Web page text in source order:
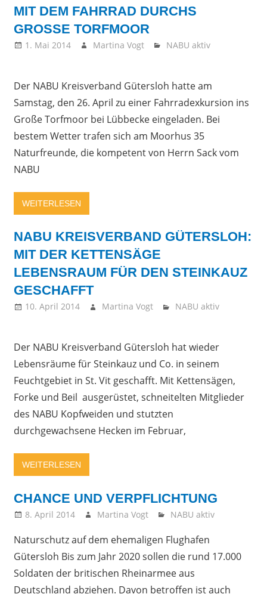
MIT DEM FAHRRAD DURCHS
GROSSE TORFMOOR
1. Mai 2014 Martina Vogt NABU aktiv
Der NABU Kreisverband Gütersloh hatte am
Samstag, den 26. April zu einer Fahrradexkursion ins
Große Torfmoor bei Lübbecke eingeladen. Bei
bestem Wetter trafen sich am Moorhus 35
Naturfreunde, die kompetent von Herrn Sack vom
NABU
WEITERLESEN
NABU KREISVERBAND GÜTERSLOH:
MIT DER KETTENSÄGE
LEBENSRAUM FÜR DEN STEINKAUZ
GESCHAFFT
10. April 2014 Martina Vogt NABU aktiv
Der NABU Kreisverband Gütersloh hat wieder
Lebensräume für Steinkauz und Co. in seinem
Feuchtgebiet in St. Vit geschafft. Mit Kettensägen,
Forke und Beil ausgerüstet, schneitelten Mitglieder
des NABU Kopfweiden und stutzten
durchgewachsene Hecken im Februar,
WEITERLESEN
CHANCE UND VERPFLICHTUNG
8. April 2014 Martina Vogt NABU aktiv
Naturschutz auf dem ehemaligen Flughafen
Gütersloh Bis zum Jahr 2020 sollen die rund 17.000
Soldaten der britischen Rheinarmee aus
Deutschland abziehen. Davon betroffen ist auch